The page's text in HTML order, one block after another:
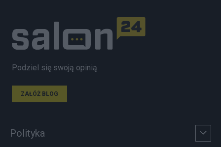
Podziel się swoją opinią
ZAŁÓŻ BLOG
Polityka